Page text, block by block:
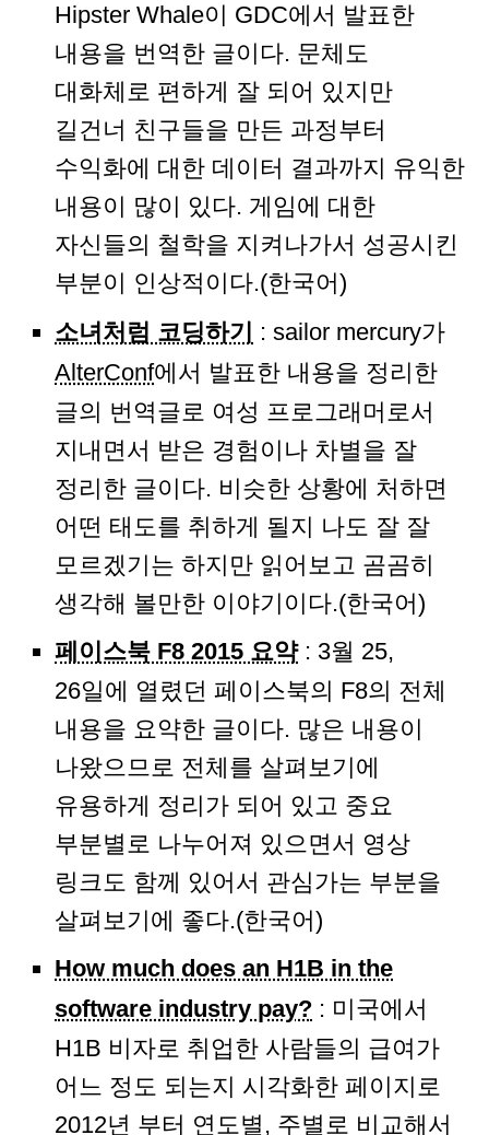
Hipster Whale이 GDC에서 발표한
내용을 번역한 글이다. 문체도
대화체로 편하게 잘 되어 있지만
길건너 친구들을 만든 과정부터
수익화에 대한 데이터 결과까지 유익한
내용이 많이 있다. 게임에 대한
자신들의 철학을 지켜나가서 성공시킨
부분이 인상적이다.(한국어)
소녀처럼 코딩하기
: sailor mercury가
AlterConf에서 발표한 내용을 정리한
글의 번역글로 여성 프로그래머로서
지내면서 받은 경험이나 차별을 잘
정리한 글이다. 비슷한 상황에 처하면
어떤 태도를 취하게 될지 나도 잘 잘
모르겠기는 하지만 읽어보고 곰곰히
생각해 볼만한 이야기이다.(한국어)
페이스북 F8 2015 요약: 3월 25,
26일에 열렸던 페이스북의 F8의 전체
내용을 요약한 글이다. 많은 내용이
나왔으므로 전체를 살펴보기에
유용하게 정리가 되어 있고 중요
부분별로 나누어져 있으면서 영상
링크도 함께 있어서 관심가는 부분을
살펴보기에 좋다.(한국어)
How much does an H1B in the
software industry pay? : 미국에서
H1B 비자로 취업한 사람들의 급여가
어느 정도 되는지 시각화한 페이지로
2012년 부터 연도별, 주별로 비교해서